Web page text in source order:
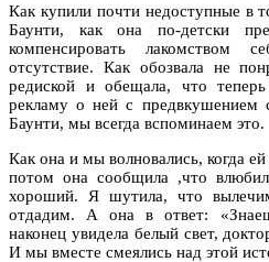
Как купили почти недоступные в
Баунти, как она по-детски
компенсировать лакомством
отсутствие. Как обозвала не
редиской и обещала, что
рекламу о ней с предвкушением
Баунти, мы всегда вспоминаем это.
Как она и мы волновались, когда
потом она сообщила ,что
хороший. Я шутила, что
отдадим. А она в ответ:
наконец увидела белый свет,
И мы вместе смеялись над этой